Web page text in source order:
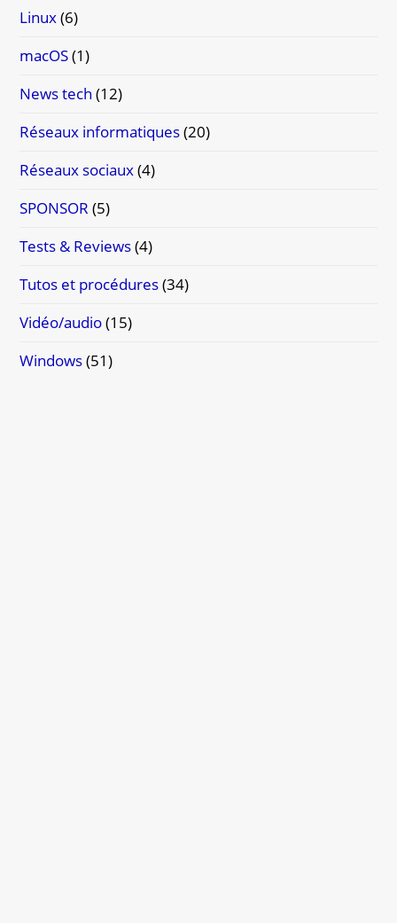
Linux(6)
macOS(1)
News tech (12)
Réseaux informatiques(20)
Réseaux sociaux(4)
SPONSOR (5)
Tests & Reviews(4)
Tutos et procédures(34)
Vidéo/audio(15)
Windows(51)